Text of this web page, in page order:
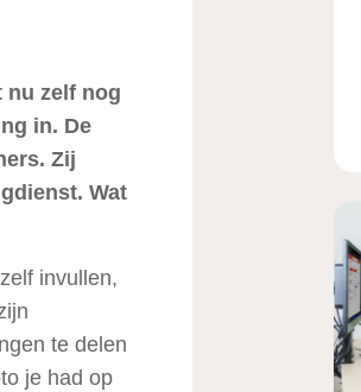
nu zelf nog
in. De
Zij
Wat
invullen,
te delen
je had op